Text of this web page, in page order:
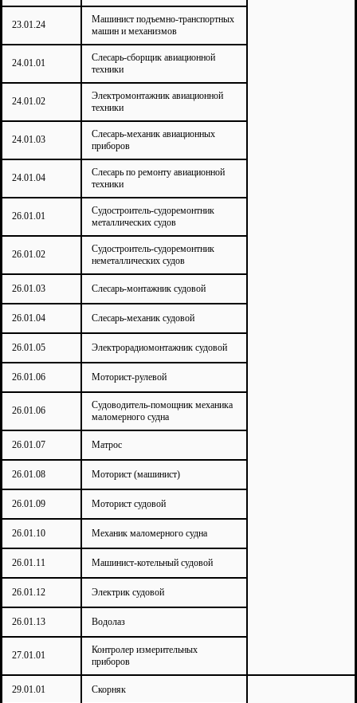
23.01.24
Машинист подъемно-транспортных
машин и механизмов
24.01.01
Слесарь-сборщик авиационной
техники
24.01.02
Электромонтажник авиационной
техники
24.01.03
Слесарь-механик авиационных
приборов
24.01.04
Слесарь по ремонту авиационной
техники
26.01.01
Судостроитель-судоремонтник
металлических судов
26.01.02
Судостроитель-судоремонтник
неметаллических судов
26.01.03 Слесарь-монтажник судовой
26.01.04 Слесарь-механик судовой
26.01.05 Электрорадиомонтажник судовой
26.01.06 Моторист-рулевой
26.01.06
Судоводитель-помощник механика
маломерного судна
26.01.07 Матрос
26.01.08 Моторист (машинист)
26.01.09 Моторист судовой
26.01.10 Механик маломерного судна
26.01.11 Машинист-котельный судовой
26.01.12 Электрик судовой
26.01.13 Водолаз
27.01.01
Контролер измерительных
приборов
29.01.01 Скорняк